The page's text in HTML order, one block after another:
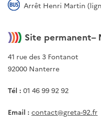
Arrêt Henri Martin
Site permanent–
41 rue des 3 Fontanot
92000 Nanterre
Tél : 01 46 99 92 92
Email : contact@greta-92.fr